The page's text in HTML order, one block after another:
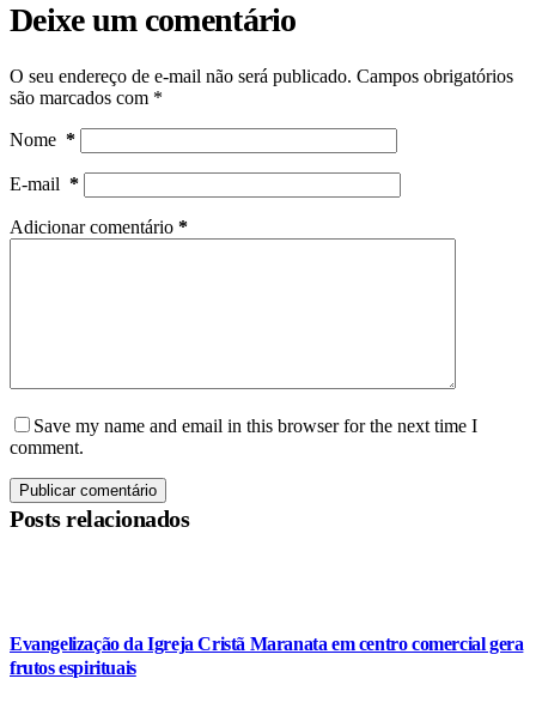
Deixe um comentário
O seu endereço de e-mail não será publicado. Campos obrigatórios
são marcados com *
Nome *
E-mail *
Adicionar comentário *
Save my name and email in this browser for the next time I
comment.
Publicar comentário
Posts relacionados
Evangelização da Igreja Cristã Maranata em centro comercial gera
frutos espirituais